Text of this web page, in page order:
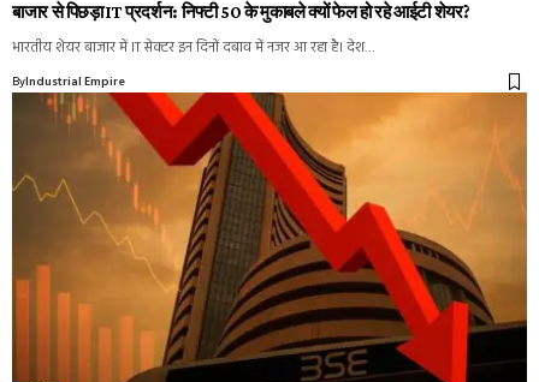
बाजार से पिछड़ा IT प्रदर्शन: निफ्टी 50 के मुकाबले क्यों फेल हो रहे आईटी शेयर?
भारतीय शेयर बाजार में IT सेक्टर इन दिनों दबाव में नजर आ रहा है। देश…
ByIndustrial Empire